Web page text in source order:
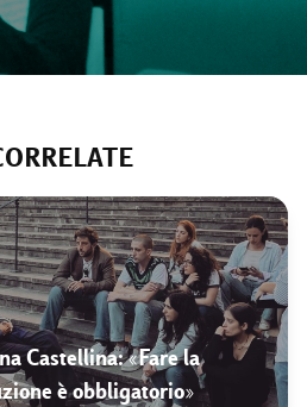
Castellina: «Fare la
è obbligatorio»